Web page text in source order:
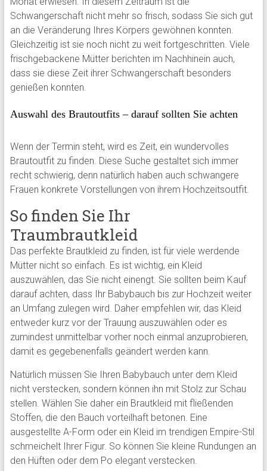
Schwangerschaft nicht mehr so frisch, sodass Sie sich gut
an die Veränderung Ihres Körpers gewöhnen konnten.
Gleichzeitig ist sie noch nicht zu weit fortgeschritten. Viele
frischgebackene Mütter berichten im Nachhinein auch,
dass sie diese Zeit ihrer Schwangerschaft besonders
genießen konnten.
Auswahl des Brautoutfits – darauf sollten Sie achten
Wenn der Termin steht, wird es Zeit, ein wundervolles
Brautoutfit zu finden. Diese Suche gestaltet sich immer
recht schwierig, denn natürlich haben auch schwangere
Frauen konkrete Vorstellungen von ihrem Hochzeitsoutfit.
So finden Sie Ihr
Traumbrautkleid
Das perfekte Brautkleid zu finden, ist für viele werdende
Mütter nicht so einfach. Es ist wichtig, ein Kleid
auszuwählen, das Sie nicht einengt. Sie sollten beim Kauf
darauf achten, dass Ihr Babybauch bis zur Hochzeit weiter
an Umfang zulegen wird. Daher empfehlen wir, das Kleid
entweder kurz vor der Trauung auszuwählen oder es
zumindest unmittelbar vorher noch einmal anzuprobieren,
damit es gegebenenfalls geändert werden kann.
Natürlich müssen Sie Ihren Babybauch unter dem Kleid
nicht verstecken, sondern können ihn mit Stolz zur Schau
stellen. Wählen Sie daher ein Brautkleid mit fließenden
Stoffen, die den Bauch vorteilhaft betonen. Eine
ausgestellte A-Form oder ein Kleid im trendigen Empire-Stil
schmeichelt Ihrer Figur. So können Sie kleine Rundungen an
den Hüften oder dem Po elegant verstecken.